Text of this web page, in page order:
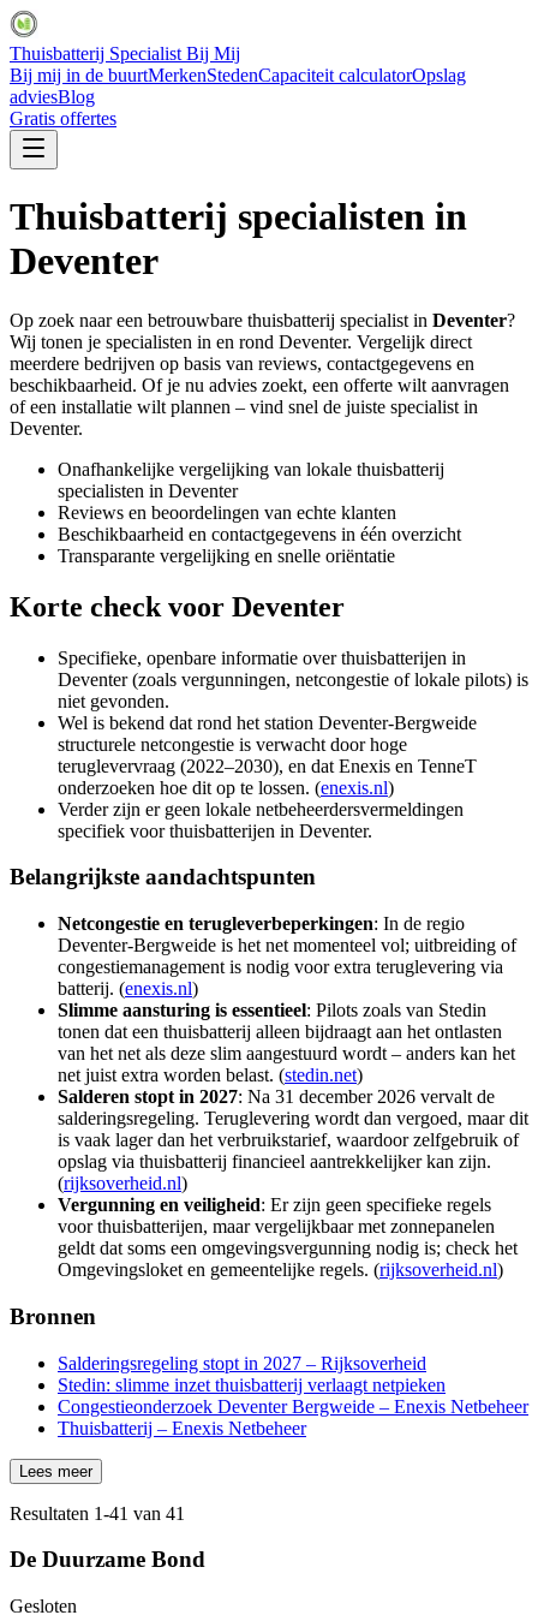
Thuisbatterij Specialist Bij Mij
Bij mij in de buurtMerkenStedenCapaciteit calculatorOpslag
adviesBlog
Gratis offertes
Thuisbatterij specialisten in
Deventer
Op zoek naar een betrouwbare thuisbatterij specialist in Deventer?
Wij tonen je specialisten in en rond Deventer. Vergelijk direct
meerdere bedrijven op basis van reviews, contactgegevens en
beschikbaarheid. Of je nu advies zoekt, een offerte wilt aanvragen
of een installatie wilt plannen – vind snel de juiste specialist in
Deventer.
Onafhankelijke vergelijking van lokale thuisbatterij
specialisten in Deventer
Reviews en beoordelingen van echte klanten
Beschikbaarheid en contactgegevens in één overzicht
Transparante vergelijking en snelle oriëntatie
Korte check voor Deventer
Specifieke, openbare informatie over thuisbatterijen in
Deventer (zoals vergunningen, netcongestie of lokale pilots) is
niet gevonden.
Wel is bekend dat rond het station Deventer‑Bergweide
structurele netcongestie is verwacht door hoge
teruglevervraag (2022–2030), en dat Enexis en TenneT
onderzoeken hoe dit op te lossen. (enexis.nl)
Verder zijn er geen lokale netbeheerdersvermeldingen
specifiek voor thuisbatterijen in Deventer.
Belangrijkste aandachtspunten
Netcongestie en terugleverbeperkingen: In de regio
Deventer‑Bergweide is het net momenteel vol; uitbreiding of
congestiemanagement is nodig voor extra teruglevering via
batterij. (enexis.nl)
Slimme aansturing is essentieel: Pilots zoals van Stedin
tonen dat een thuisbatterij alleen bijdraagt aan het ontlasten
van het net als deze slim aangestuurd wordt – anders kan het
net juist extra worden belast. (stedin.net)
Salderen stopt in 2027: Na 31 december 2026 vervalt de
salderingsregeling. Teruglevering wordt dan vergoed, maar dit
is vaak lager dan het verbruikstarief, waardoor zelfgebruik of
opslag via thuisbatterij financieel aantrekkelijker kan zijn.
(rijksoverheid.nl)
Vergunning en veiligheid: Er zijn geen specifieke regels
voor thuisbatterijen, maar vergelijkbaar met zonnepanelen
geldt dat soms een omgevingsvergunning nodig is; check het
Omgevingsloket en gemeentelijke regels. (rijksoverheid.nl)
Bronnen
Salderingsregeling stopt in 2027 – Rijksoverheid
Stedin: slimme inzet thuisbatterij verlaagt netpieken
Congestieonderzoek Deventer Bergweide – Enexis Netbeheer
Thuisbatterij – Enexis Netbeheer
Lees meer
Resultaten 1-41 van 41
De Duurzame Bond
Gesloten